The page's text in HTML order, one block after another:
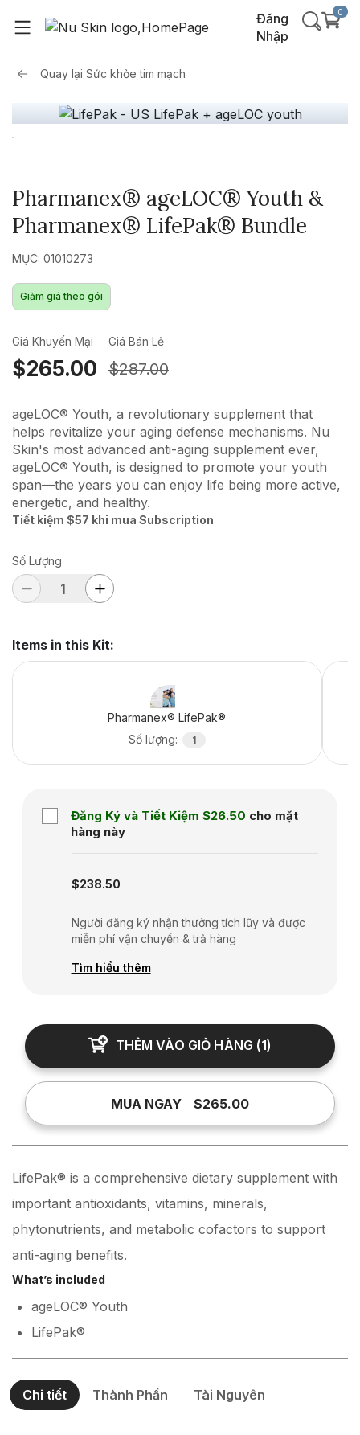
Đăng
Nhập
0
Quay lại Sức khỏe tim mạch
Pharmanex® ageLOC® Youth &
Pharmanex® LifePak® Bundle
MỤC: 01010273
Giảm giá theo gói
Giá Khuyến Mại
$265.00
Giá Bán Lẻ
$287.00
ageLOC® Youth, a revolutionary supplement that
helps revitalize your aging defense mechanisms. Nu
Skin's most advanced anti-aging supplement ever,
ageLOC® Youth, is designed to promote your youth
span—the years you can enjoy life being more active,
energetic, and healthy.
Tiết kiệm $57 khi mua Subscription
Số Lượng
Items in this Kit:
Pharmanex® LifePak®
Số lượng: 1
Đăng Ký và Tiết Kiệm $26.50 cho mặt
hàng này
$238.50
Người đăng ký nhận thưởng tích lũy và được
miễn phí vận chuyển & trả hàng
Tìm hiểu thêm
THÊM VÀO GIỎ HÀNG (1)
MUA NGAY $265.00
LifePak® is a comprehensive dietary supplement with
important antioxidants, vitamins, minerals,
phytonutrients, and metabolic cofactors to support
anti-aging benefits.
What’s included
ageLOC® Youth
LifePak®
Chi tiết Thành Phần Tài Nguyên